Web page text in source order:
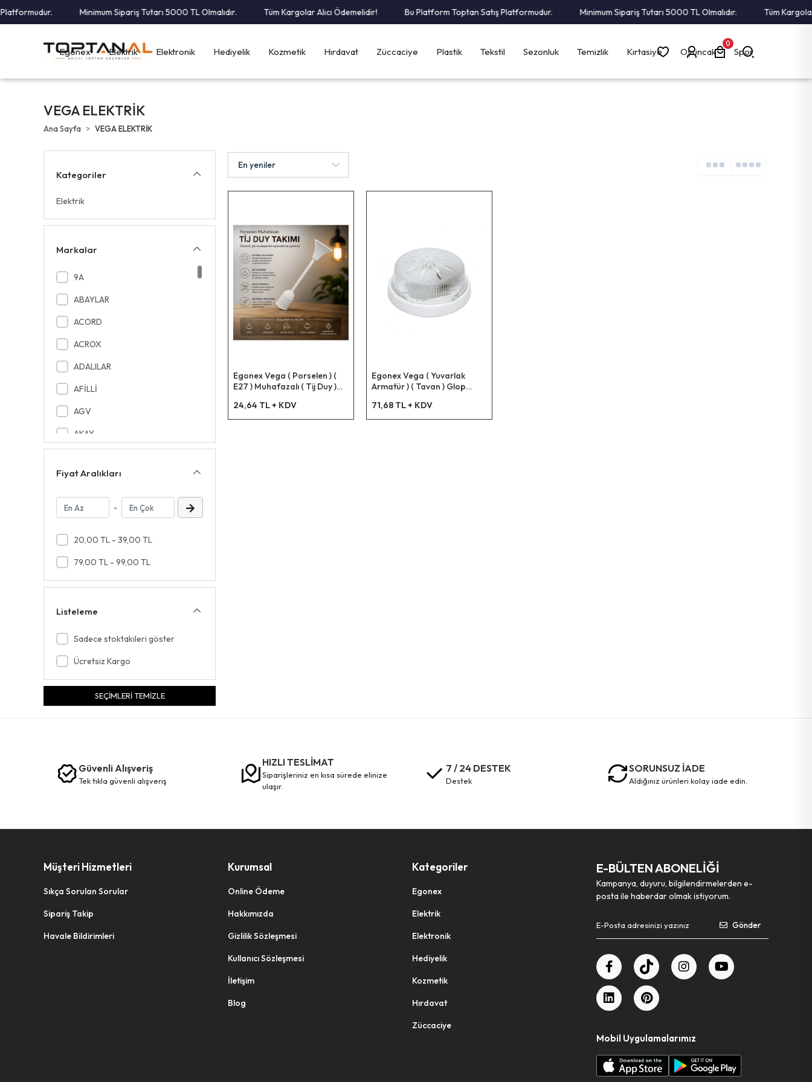
Minimum Sipariş Tutarı 5000 TL Olmalıdır. Tüm Kargolar Alıcı Ödemelidir! Bu Platform Toptan Satış Platformudur. Minimum Sipariş Tutarı 5000 TL Olmalıdır. Tüm Kargolar
Egonex Elektrik Elektronik Hediyelik Kozmetik Hırdavat Züccaciye Plastik Tekstil Sezonluk Temizlik Kırtasiye Oyuncak Spor
0
VEGA ELEKTRİK
Ana Sayfa VEGA ELEKTRİK
Kategoriler
Elektrik
Markalar
9A
ABAYLAR
ACORD
ACROX
ADALILAR
AFİLLİ
AGV
AKAY
AKEL TEKSTİL
AKFİX
AL NAJAM
ALASKA
ALASKA COMPANY
ALFA
ALKAYA
ALMİRAN
ALTIN YAPRAK
ANCHOR
ARK
Fiyat Aralıkları
-
20,00 TL - 39,00 TL
79,00 TL - 99,00 TL
Listeleme
Sadece stoktakileri göster
Ücretsiz Kargo
SEÇİMLERİ TEMİZLE
Egonex Vega ( Porselen ) (
E27 ) Muhafazalı ( Tij Duy )
24,64 TL + KDV
Egonex Vega ( Yuvarlak
Armatür ) ( Tavan ) Glop
71,68 TL + KDV
Güvenli Alışveriş
tek tikla güvenli̇ alişveri̇ş
HIZLI TESLİMAT
siparişleriniz en kısa sürede elinize
ulaşır.
7 / 24 DESTEK
destek
SORUNSUZ İADE
aldığınız ürünleri kolay iade edin.
Müşteri Hizmetleri
Sıkça Sorulan Sorular
Sipariş Takip
Havale Bildirimleri
Kurumsal
Online Ödeme
Hakkımızda
Gizlilik Sözleşmesi
Kullanıcı Sözleşmesi
İletişim
Blog
Kategoriler
Egonex
Elektrik
Elektronik
Hediyelik
Kozmetik
Hırdavat
Züccaciye
E-BÜLTEN ABONELİĞİ
Kampanya, duyuru, bilgilendirmelerden e-
posta ile haberdar olmak istiyorum.
Gönder
Mobil Uygulamalarımız